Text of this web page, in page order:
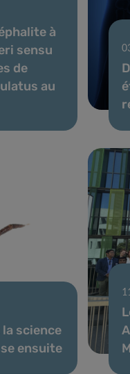
à
sensu
de
au
science
ensuite